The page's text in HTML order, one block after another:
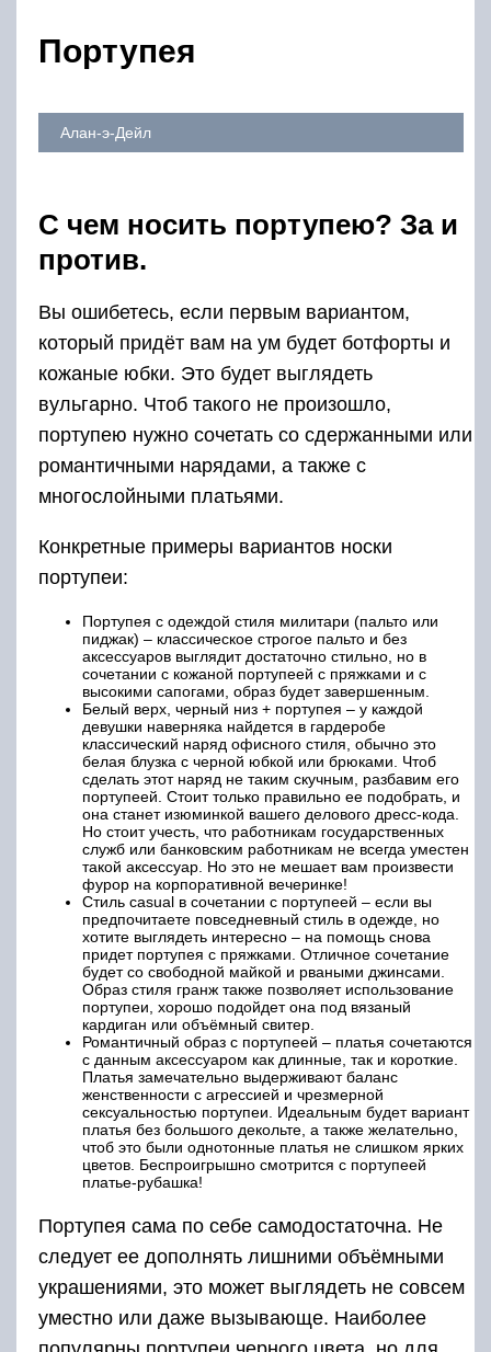
Портупея
Алан-э-Дейл
С чем носить портупею? За и
против.
Вы ошибетесь, если первым вариантом,
который придёт вам на ум будет ботфорты и
кожаные юбки. Это будет выглядеть
вульгарно. Чтоб такого не произошло,
портупею нужно сочетать со сдержанными или
романтичными нарядами, а также с
многослойными платьями.
Конкретные примеры вариантов носки
портупеи:
Портупея с одеждой стиля милитари (пальто или
пиджак) – классическое строгое пальто и без
аксессуаров выглядит достаточно стильно, но в
сочетании с кожаной портупеей с пряжками и с
высокими сапогами, образ будет завершенным.
Белый верх, черный низ + портупея – у каждой
девушки наверняка найдется в гардеробе
классический наряд офисного стиля, обычно это
белая блузка с черной юбкой или брюками. Чтоб
сделать этот наряд не таким скучным, разбавим его
портупеей. Стоит только правильно ее подобрать, и
она станет изюминкой вашего делового дресс-кода.
Но стоит учесть, что работникам государственных
служб или банковским работникам не всегда уместен
такой аксессуар. Но это не мешает вам произвести
фурор на корпоративной вечеринке!
Стиль casual в сочетании с портупеей – если вы
предпочитаете повседневный стиль в одежде, но
хотите выглядеть интересно – на помощь снова
придет портупея с пряжками. Отличное сочетание
будет со свободной майкой и рваными джинсами.
Образ стиля гранж также позволяет использование
портупеи, хорошо подойдет она под вязаный
кардиган или объёмный свитер.
Романтичный образ с портупеей – платья сочетаются
с данным аксессуаром как длинные, так и короткие.
Платья замечательно выдерживают баланс
женственности с агрессией и чрезмерной
сексуальностью портупеи. Идеальным будет вариант
платья без большого декольте, а также желательно,
чтоб это были однотонные платья не слишком ярких
цветов. Беспроигрышно смотрится с портупеей
платье-рубашка!
Портупея сама по себе самодостаточна. Не
следует ее дополнять лишними объёмными
украшениями, это может выглядеть не совсем
уместно или даже вызывающе. Наиболее